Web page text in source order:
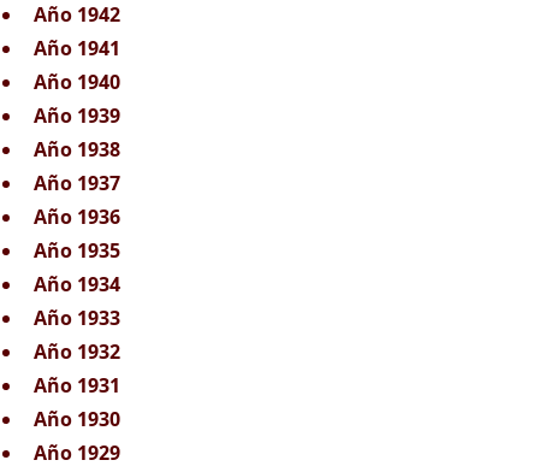
Año 1942
Año 1941
Año 1940
Año 1939
Año 1938
Año 1937
Año 1936
Año 1935
Año 1934
Año 1933
Año 1932
Año 1931
Año 1930
Año 1929